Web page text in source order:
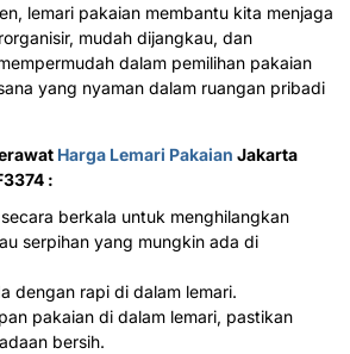
lemari pakaian membantu kita menjaga
mudah dijangkau, dan
dalam pemilihan pakaian
yang nyaman dalam ruangan pribadi
Harga Lemari Pakaian Jakarta
:
berkala untuk menghilangkan
serpihan yang mungkin ada di
dengan rapi di dalam lemari.
pakaian di dalam lemari, pastikan
bersih.